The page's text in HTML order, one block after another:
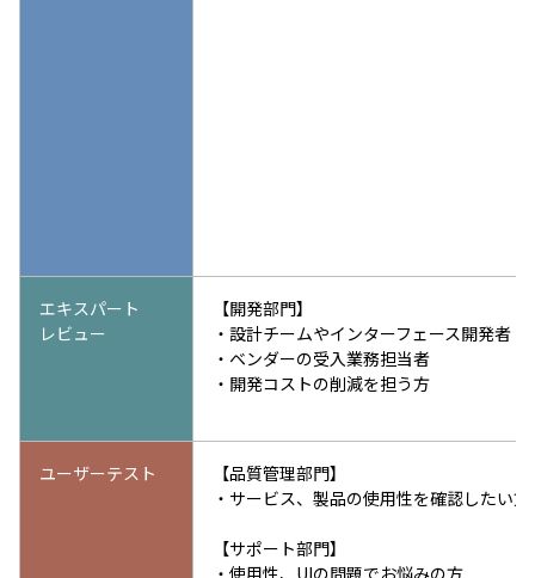
エキスパート
レビュー
【開発部門】
・設計チームやインターフェース開発者
・ベンダーの受入業務担当者
・開発コストの削減を担う方
ユーザーテスト
【品質管理部門】
・サービス、製品の使用性を確認したい方
【サポート部門】
・使用性、UIの問題でお悩みの方